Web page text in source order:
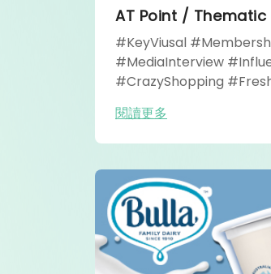
AT Point /
#KeyViusal
#MediaInterview
#CrazyShopping
閱讀更多